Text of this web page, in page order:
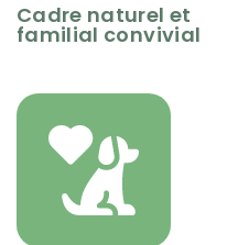
Cadre naturel et
familial convivial